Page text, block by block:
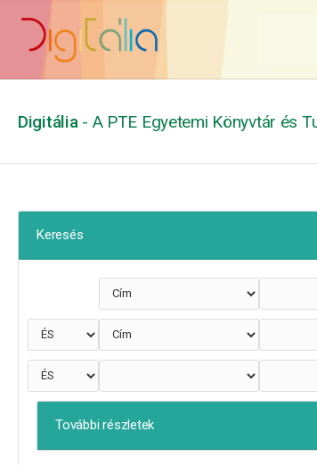
Digitália - A PTE Egyetemi Könyvtár és
Keresés
További részletek